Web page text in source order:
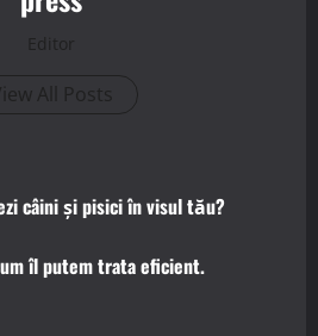
Editor
All Posts
câini și pisici în visul tău?
îl putem trata eficient.